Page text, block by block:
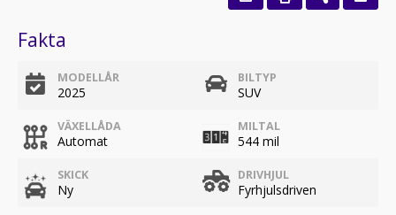
Fakta
MODELLÅR
2025
BILTYP
SUV
VÄXELLÅDA
Automat
MILTAL
544 mil
SKICK
Ny
DRIVHJUL
Fyrhjulsdriven